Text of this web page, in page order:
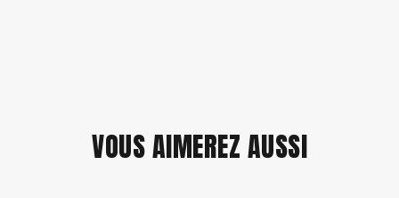
VOUS AIMEREZ AUSSI